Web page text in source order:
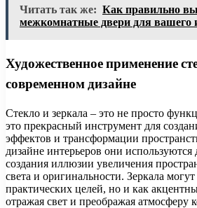
Читать так же: Как правильно
межкомнатные двери для вашего
Художественное применение
современном дизайне
Стекло и зеркала – это не просто
это прекрасный инструмент для
эффектов и трансформации
дизайне интерьеров они используются
создания иллюзии увеличения
света и оригинальности. Зеркала
практических целей, но и как
отражая свет и преображая атмосферу